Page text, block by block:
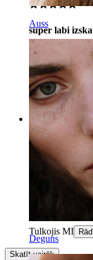
Auss
Deguns
super labi
Es ieteiktu šo
Rana
Tulkojis MI
Rating
Skaists
Tulkojis MI
Skatīt vairāk